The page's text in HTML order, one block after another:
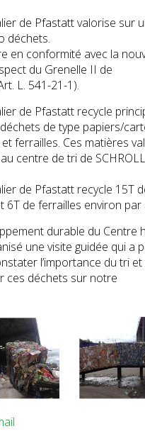
de Pfastatt valorise sur
déchets.
en conformité avec la
du Grenelle II de
L. 541-21-1).
de Pfastatt recycle
de type papiers/
ferrailles. Ces matières
centre de tri de
de Pfastatt recycle 15T
6T de ferrailles environ par
durable du Centre
une visite guidée qui a
l’importance du tri et
ces déchets sur notre